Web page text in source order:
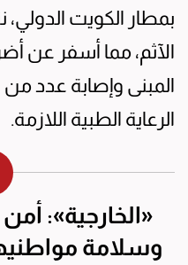
بمطار الكويت الدولي،
الآثم، مما أسفر عن
المبنى وإصابة عدد
الرعاية الطبية اللازمة.
«الخارجية»:
وسلامة